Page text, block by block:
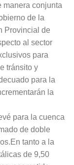
manera conjunta
de la
Provincial de
al sector
para
tránsito y
para la
la
para la cuenca
de doble
tanto a la
de 9,50